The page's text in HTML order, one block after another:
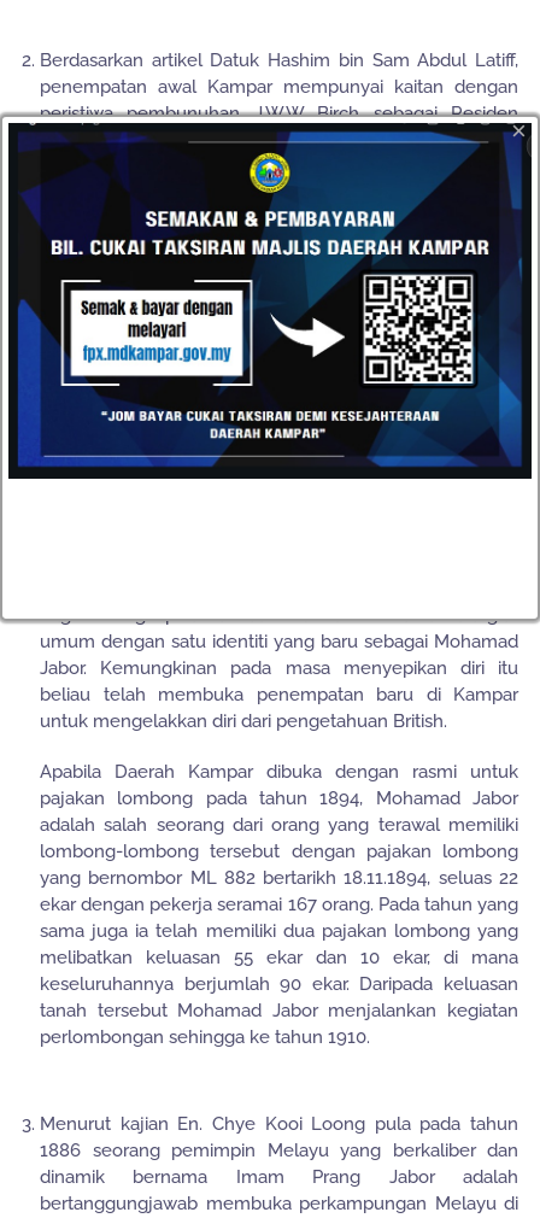
2. Berdasarkan artikel Datuk Hashim bin Sam Abdul Latiff,
penempatan awal Kampar mempunyai kaitan dengan
peristiwa pembunuhan J.W.W Birch sebagai Residen
British di Perak kerana Ngah Jabor sebagai peneroka
awal Kampar adalah seorang yang terlibat dalam
pembunuhan tersebut, yang lain-lainnya termasuklah
Maharaja Lela, Datuk Sagor, Si Putum dan sebagainya.
Bagaimanapun Ngah Jabor terlepas dari sebarang
hukuman apabila Raja Idris (Dris) yang kemudiannya
menjadi Sultan Perak pada tahun 1887 menjadi Hakim
mengadili orang-orang yang terlibat dalam pembunuhan
Birch pada tahun 1876
Raja Idris dan Ngah Johor mempunyai hubungan
kekeluargaan sebagai saudara sesusu kerana semasa
kecil Raja Idris disusui oleh ibu Ngah Jabor dan menjadi
amalan biasa bagi keluarga Diraja menyusukan anaknya
bagi melengkapkan diri dan muncul kembali di kalangan
umum dengan satu identiti yang baru sebagai Mohamad
Jabor. Kemungkinan pada masa menyepikan diri itu
beliau telah membuka penempatan baru di Kampar
untuk mengelakkan diri dari pengetahuan British.
Apabila Daerah Kampar dibuka dengan rasmi untuk
pajakan lombong pada tahun 1894, Mohamad Jabor
adalah salah seorang dari orang yang terawal memiliki
lombong-lombong tersebut dengan pajakan lombong
yang bernombor ML 882 bertarikh 18.11.1894, seluas 22
ekar dengan pekerja seramai 167 orang. Pada tahun yang
sama juga ia telah memiliki dua pajakan lombong yang
melibatkan keluasan 55 ekar dan 10 ekar, di mana
keseluruhannya berjumlah 90 ekar. Daripada keluasan
tanah tersebut Mohamad Jabor menjalankan kegiatan
perlombongan sehingga ke tahun 1910.
3. Menurut kajian En. Chye Kooi Loong pula pada tahun
1886 seorang pemimpin Melayu yang berkaliber dan
dinamik bernama Imam Prang Jabor adalah
bertanggungjawab membuka perkampungan Melayu di
×